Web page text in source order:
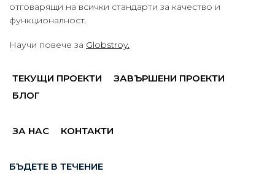
отговарящи на всички стандарти за качество и
функционалност.
Научи повече за Globstroy.
ТЕКУЩИ ПРОЕКТИ
ЗАВЪРШЕНИ ПРОЕКТИ
БЛОГ
ЗА НАС КОНТАКТИ
БЪДЕТЕ В ТЕЧЕНИЕ